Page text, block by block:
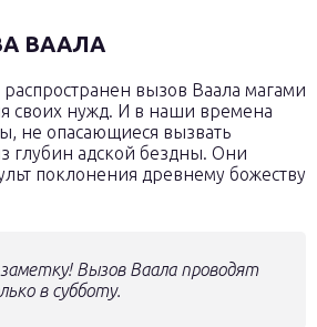
ВААЛА
вызов Ваала магами
своих нужд. И в наши времена
не опасающиеся вызвать
глубин адской бездны. Они
поклонения древнему божеству
Вызов Ваала проводят
в субботу.